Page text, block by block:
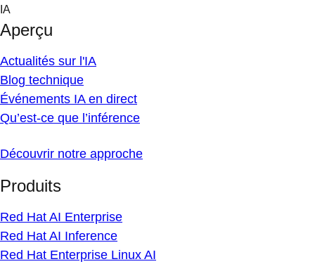
Skip
content
IA
Aperçu
Actualités sur l'IA
Blog technique
Événements IA en direct
Qu’est-ce que l’inférence
Découvrir notre approche
Produits
Red Hat AI Enterprise
Red Hat AI Inference
Red Hat Enterprise Linux AI